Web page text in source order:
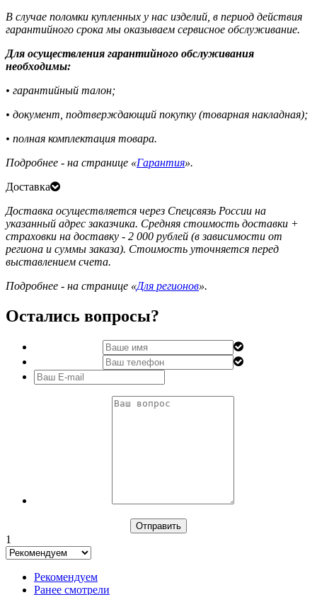
В случае поломки купленных у нас изделий, в период действия
гарантийного срока мы оказываем сервисное обслуживание.
Для осуществления гарантийного обслуживания
необходимы:
• гарантийный талон;
• документ, подтверждающий покупку (товарная накладная);
• полная комплектация товара.
Подробнее - на странице «Гарантия».
Доставка
Доставка осуществляется через Спецсвязь России на
указанный адрес заказчика. Средняя стоимость доставки +
страховки на доставку - 2 000 рублей (в зависимости от
региона и суммы заказа). Стоимость уточняется перед
выставлением счета.
Подробнее - на странице «Для регионов».
Остались вопросы?
1
Рекомендуем
Ранее смотрели